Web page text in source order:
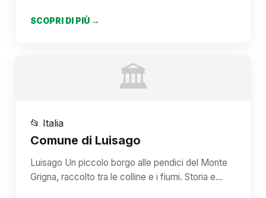
SCOPRI DI PIÙ →
🏛️
📂 Italia
Comune di Luisago
Luisago Un piccolo borgo alle pendici del Monte
Grigna, raccolto tra le colline e i fiumi. Storia e…